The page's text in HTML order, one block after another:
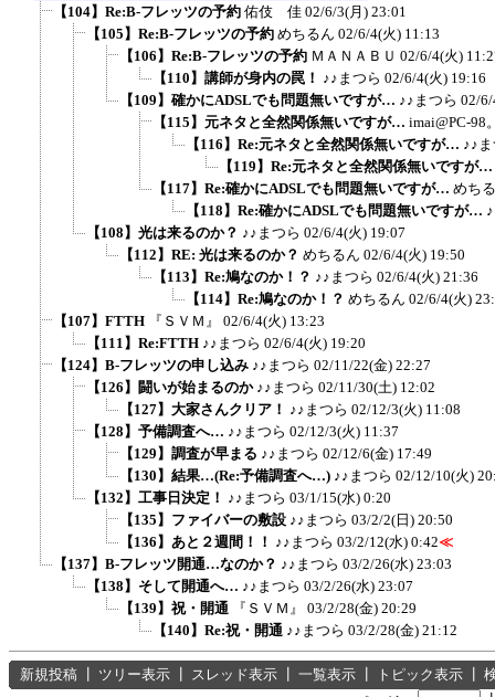
【104】Re:B-フレッツの予約 佑伎 佳 02/6/3(月) 23:01
【105】Re:B-フレッツの予約 めちるん 02/6/4(火) 11:13
【106】Re:B-フレッツの予約 ＭＡＮＡＢＵ 02/6/4(火)
【110】講師が身内の罠！ ♪♪まつら 02/6/4(火) 19:16
【109】確かにADSLでも問題無いですが… ♪♪まつら 02/
【115】元ネタと全然関係無いですが… imai@PC-98
【116】Re:元ネタと全然関係無いですが… ♪♪
【119】Re:元ネタと全然関係無いですが…
【117】Re:確かにADSLでも問題無いですが… めち
【118】Re:確かにADSLでも問題無いですが…
【108】光は来るのか？ ♪♪まつら 02/6/4(火) 19:07
【112】RE: 光は来るのか？ めちるん 02/6/4(火) 19:50
【113】Re:鳩なのか！？ ♪♪まつら 02/6/4(火) 21:36
【114】Re:鳩なのか！？ めちるん 02/6/4(火)
【107】FTTH
『ＳＶＭ』 02/6/4(火) 13:23
【111】Re:FTTH ♪♪まつら 02/6/4(火) 19:20
【124】B-フレッツの申し込み ♪♪まつら 02/11/22(金) 22:27
【126】闘いが始まるのか ♪♪まつら 02/11/30(土) 12:02
【127】大家さんクリア！ ♪♪まつら 02/12/3(火) 11:08
【128】予備調査へ… ♪♪まつら 02/12/3(火) 11:37
【129】調査が早まる ♪♪まつら 02/12/6(金) 17:49
【130】結果…(Re:予備調査へ…) ♪♪まつら 02/12/10(火)
【132】工事日決定！ ♪♪まつら 03/1/15(水) 0:20
【135】ファイバーの敷設 ♪♪まつら 03/2/2(日) 20:50
【136】あと２週間！！ ♪♪まつら 03/2/12(水) 0:42≪
【137】B-フレッツ開通…なのか？ ♪♪まつら 03/2/26(水) 23:03
【138】そして開通へ… ♪♪まつら 03/2/26(水) 23:07
【139】祝・開通
『ＳＶＭ』 03/2/28(金) 20:29
【140】Re:祝・開通 ♪♪まつら 03/2/28(金) 21:12
新規投稿 ツリー表示 スレッド表示 一覧表示 トピック表示